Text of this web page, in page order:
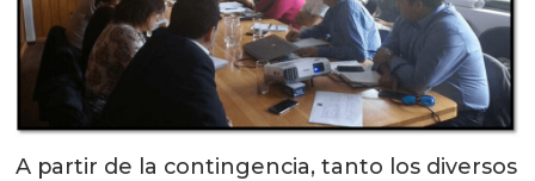
A partir de la contingencia, tanto los diversos